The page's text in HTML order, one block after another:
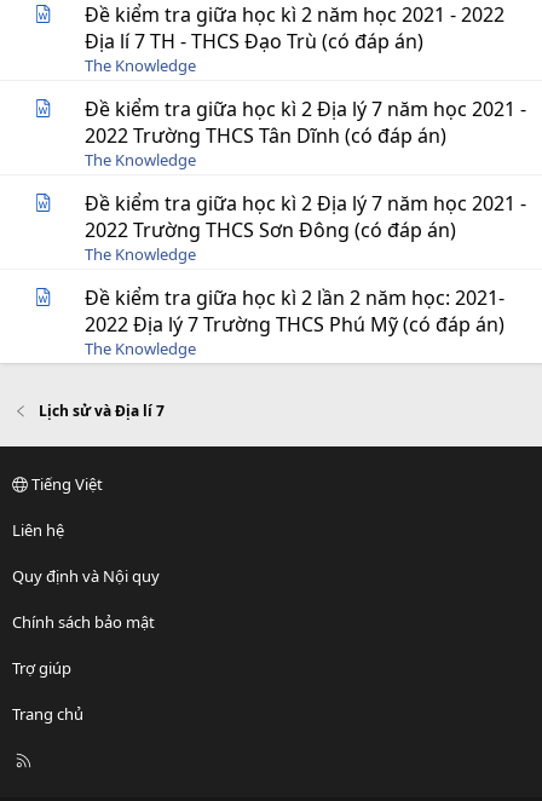
Đề kiểm tra giữa học kì 2 năm học 2021 - 2022
Địa lí 7 TH - THCS Đạo Trù (có đáp án)
The Knowledge
Đề kiểm tra giữa học kì 2 Địa lý 7 năm học 2021 -
2022 Trường THCS Tân Dĩnh (có đáp án)
The Knowledge
Đề kiểm tra giữa học kì 2 Địa lý 7 năm học 2021 -
2022 Trường THCS Sơn Đông (có đáp án)
The Knowledge
Đề kiểm tra giữa học kì 2 lần 2 năm học: 2021-
2022 Địa lý 7 Trường THCS Phú Mỹ (có đáp án)
The Knowledge
Lịch sử và Địa lí 7
Tiếng Việt
Liên hệ
Quy định và Nội quy
Chính sách bảo mật
Trợ giúp
Trang chủ
R